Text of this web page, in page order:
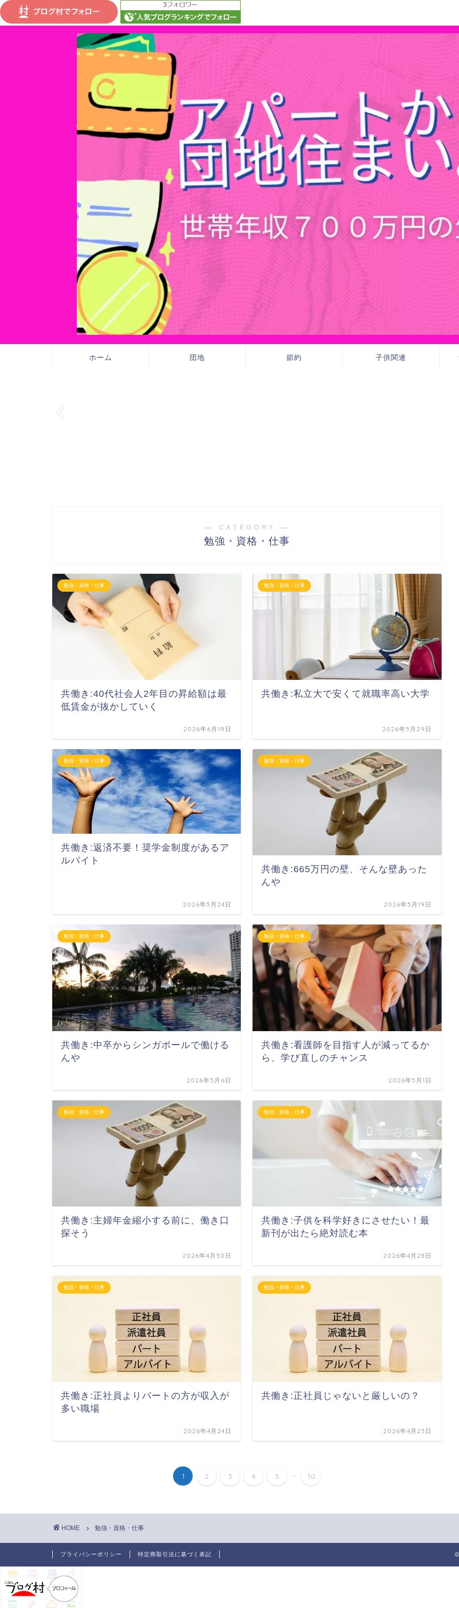
ホーム 団地 節約 子供関連
― CATEGORY ―
勉強・資格・仕事
勉強・資格・仕事
共働き:40代社会人2年目の昇給額は最
低賃金が抜かしていく
2026年6月19日
勉強・資格・仕事
共働き:私立大で安くて就職率高い大学
2026年5月29日
勉強・資格・仕事
共働き:返済不要！奨学金制度があるア
ルバイト
2026年5月24日
勉強・資格・仕事
共働き:665万円の壁、そんな壁あった
んや
2026年5月19日
勉強・資格・仕事
共働き:中卒からシンガポールで働ける
んや
2026年5月6日
勉強・資格・仕事
共働き:看護師を目指す人が減ってるか
ら、学び直しのチャンス
2026年5月1日
勉強・資格・仕事
共働き:主婦年金縮小する前に、働き口
探そう
2026年4月30日
勉強・資格・仕事
共働き:子供を科学好きにさせたい！最
新刊が出たら絶対読む本
2026年4月28日
勉強・資格・仕事
共働き:正社員よりパートの方が収入が
多い職場
2026年4月24日
勉強・資格・仕事
共働き:正社員じゃないと厳しいの？
2026年4月23日
1 2 3 4 5 ... 10
HOME 勉強・資格・仕事
プライバシーポリシー 特定商取引法に基づく表記